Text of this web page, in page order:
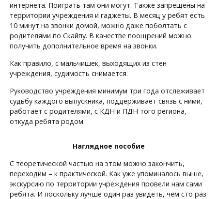
интернета. Поиграть там они могут. Также запрещены на
территории учреждения и гаджеты. В месяц у ребят есть
10 минут на звонки домой, можно даже поболтать с
родителями по Скайпу. В качестве поощрений можно
получить дополнительное время на звонки.
Как правило, с мальчишек, выходящих из стен
учреждения, судимость снимается.
Руководство учреждения минимум три года отслеживает
судьбу каждого выпускника, поддерживает связь с ними,
работает с родителями, с КДН и ПДН того региона,
откуда ребята родом.
Наглядное пособие
С теоретической частью на этом можно закончить,
переходим – к практической. Как уже упоминалось выше,
экскурсию по территории учреждения провели нам сами
ребята. И поскольку лучше один раз увидеть, чем сто раз